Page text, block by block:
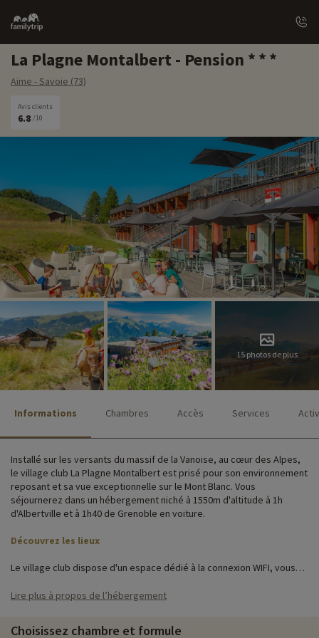
Family
trip
La Plagne Montalbert - Pension
Aime - Savoie (73)
Avis clients
6.8 /10
15 photos de plus
Informations Chambres Accès Services
Installé sur les versants du massif de la Vanoise, au cœur des Alpes,
le village club La Plagne Montalbert est prisé pour son environnement
reposant et sa vue exceptionnelle sur le Mont Blanc. Vous
séjournerez dans un hébergement niché à 1550m d'altitude à 1h
d'Albertville et à 1h40 de Grenoble en voiture.
Découvrez les lieux
Le village club dispose d'un espace dédié à la connexion WIFI, vous
grands. Vous retrouverez un terrain de pétanque ainsi que des tables
Vous logerez dans l'une des 94 chambres modernes et agencées de
Lire plus à propos de l’hébergement
Choisissez chambre et formule